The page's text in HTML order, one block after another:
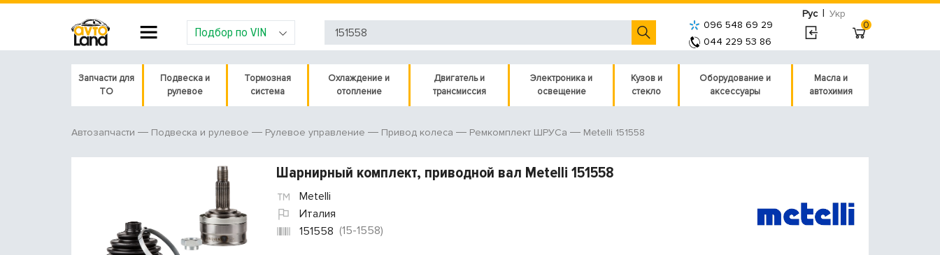
Рус | Укр
Подбор по VIN
096 548 69 29
044 229 53 86
0
Запчасти для
ТО
Подвеска и
рулевое
Тормозная
система
Охлаждение и
отопление
Двигатель и
трансмиссия
Электроника и
освещение
Кузов и
стекло
Оборудование и
аксессуары
Масла и
автохимия
Автозапчасти Подвеска и рулевое Рулевое управление Привод колеса Ремкомплект ШРУСа Metelli 151558
Шарнирный комплект, приводной вал Metelli 151558
Metelli
Италия
151558 (15-1558)